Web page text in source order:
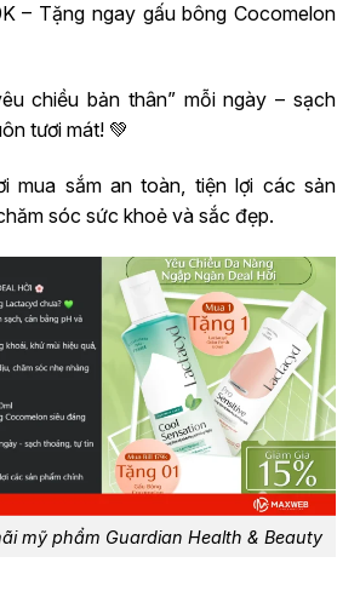
– Tặng ngay gấu bông Cocomelon
chiều bản thân” mỗi ngày – sạch
tươi mát! 💚
mua sắm an toàn, tiện lợi các sản
sóc sức khoẻ và sắc đẹp.
mỹ phẩm Guardian Health & Beauty